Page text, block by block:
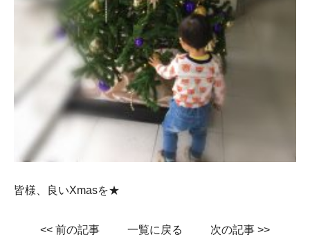
皆様、良いXmasを★
<< 前の記事 一覧に戻る 次の記事 >>